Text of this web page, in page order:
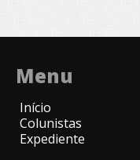
Menu
Início
Colunistas
Expediente